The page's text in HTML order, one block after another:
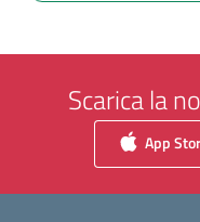
Scarica la
App